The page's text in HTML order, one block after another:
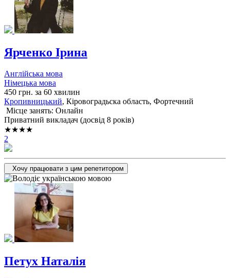
Ярченко Ірина
Англійська мова
Німецька мова
450 грн. за 60 хвилин
Кропивницький, Кіровоградьска область, Фортечний
Місце занять: Онлайн
Приватний викладач (досвід 8 років)
★★★★
2
Хочу працювати з цим репетитором
Петух Наталія